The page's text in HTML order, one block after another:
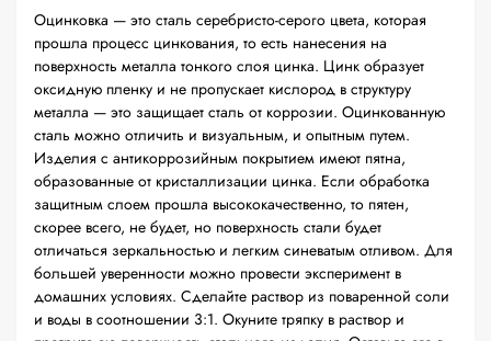
Оцинковка — это сталь серебристо-серого цвета, которая
прошла процесс цинкования, то есть нанесения на
поверхность металла тонкого слоя цинка. Цинк образует
оксидную пленку и не пропускает кислород в структуру
металла — это защищает сталь от коррозии. Оцинкованную
сталь можно отличить и визуальным, и опытным путем.
Изделия с антикоррозийным покрытием имеют пятна,
образованные от кристаллизации цинка. Если обработка
защитным слоем прошла высококачественно, то пятен,
скорее всего, не будет, но поверхность стали будет
отличаться зеркальностью и легким синеватым отливом. Для
большей уверенности можно провести эксперимент в
домашних условиях. Сделайте раствор из поваренной соли
и воды в соотношении 3:1. Окуните тряпку в раствор и